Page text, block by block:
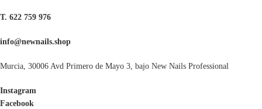
T. 622 759 976
info@newnails.shop
Murcia, 30006 Avd Primero de Mayo 3, bajo New Nails Professional
Instagram
Facebook